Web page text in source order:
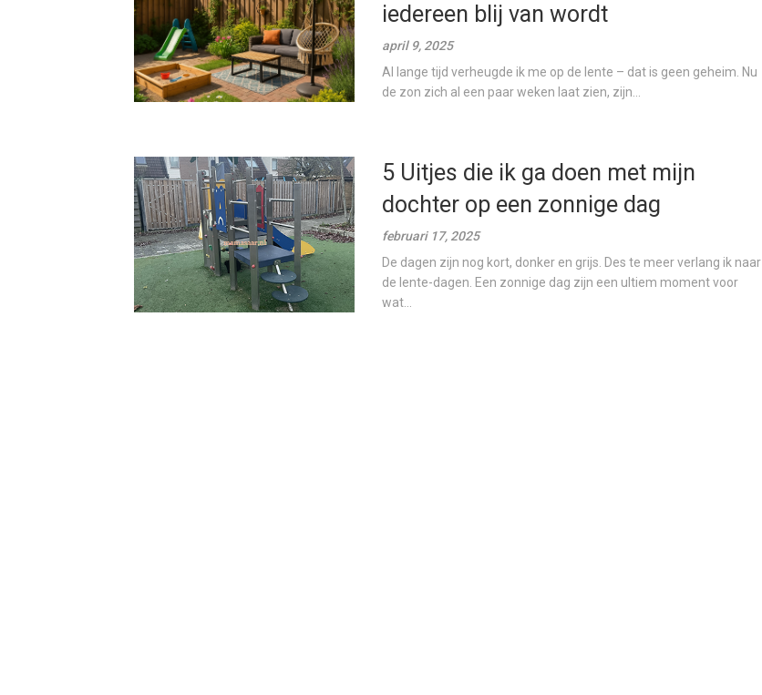
iedereen blij van wordt
april 9, 2025
Al lange tijd verheugde ik me op de lente – dat is geen geheim. Nu
de zon zich al een paar weken laat zien, zijn...
5 Uitjes die ik ga doen met mijn
dochter op een zonnige dag
februari 17, 2025
De dagen zijn nog kort, donker en grijs. Des te meer verlang ik naar
de lente-dagen. Een zonnige dag zijn een ultiem moment voor
wat...